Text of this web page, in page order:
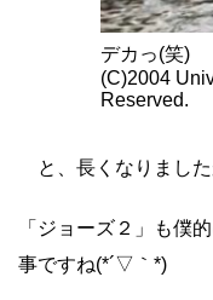
デカっ(笑)
(C)2004
Reserved.
と、長くなりました
「ジョーズ２」も僕
事ですね(*´▽｀*)